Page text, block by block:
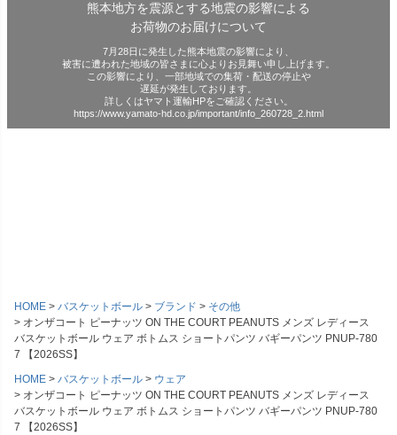
熊本地方を震源とする地震の影響による
お荷物のお届けについて
7月28日に発生した熊本地震の影響により、
被害に遭われた地域の皆さまに心よりお見舞い申し上げます。
この影響により、一部地域での集荷・配送の停止や
遅延が発生しております。
詳しくはヤマト運輸HPをご確認ください。
https://www.yamato-hd.co.jp/important/info_260728_2.html
HOME バスケットボール ブランド
その他
オンザコート ピーナッツ ON THE COURT PEANUTS メンズ レディース
バスケットボール ウェア ボトムス ショートパンツ バギーパンツ PNUP-780
7 【2026SS】
HOME
バスケットボール
ウェア
オンザコート ピーナッツ ON THE COURT PEANUTS メンズ レディース
バスケットボール ウェア ボトムス ショートパンツ バギーパンツ PNUP-780
7 【2026SS】